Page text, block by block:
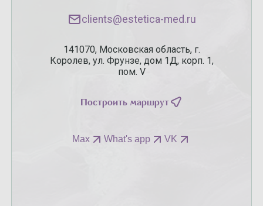
141070, Московская область, г.
Королев, ул. Фрунзе, дом 1Д, корп. 1,
пом. V
Построить маршрут
clients@estetica-med.ru
Max What's app VK